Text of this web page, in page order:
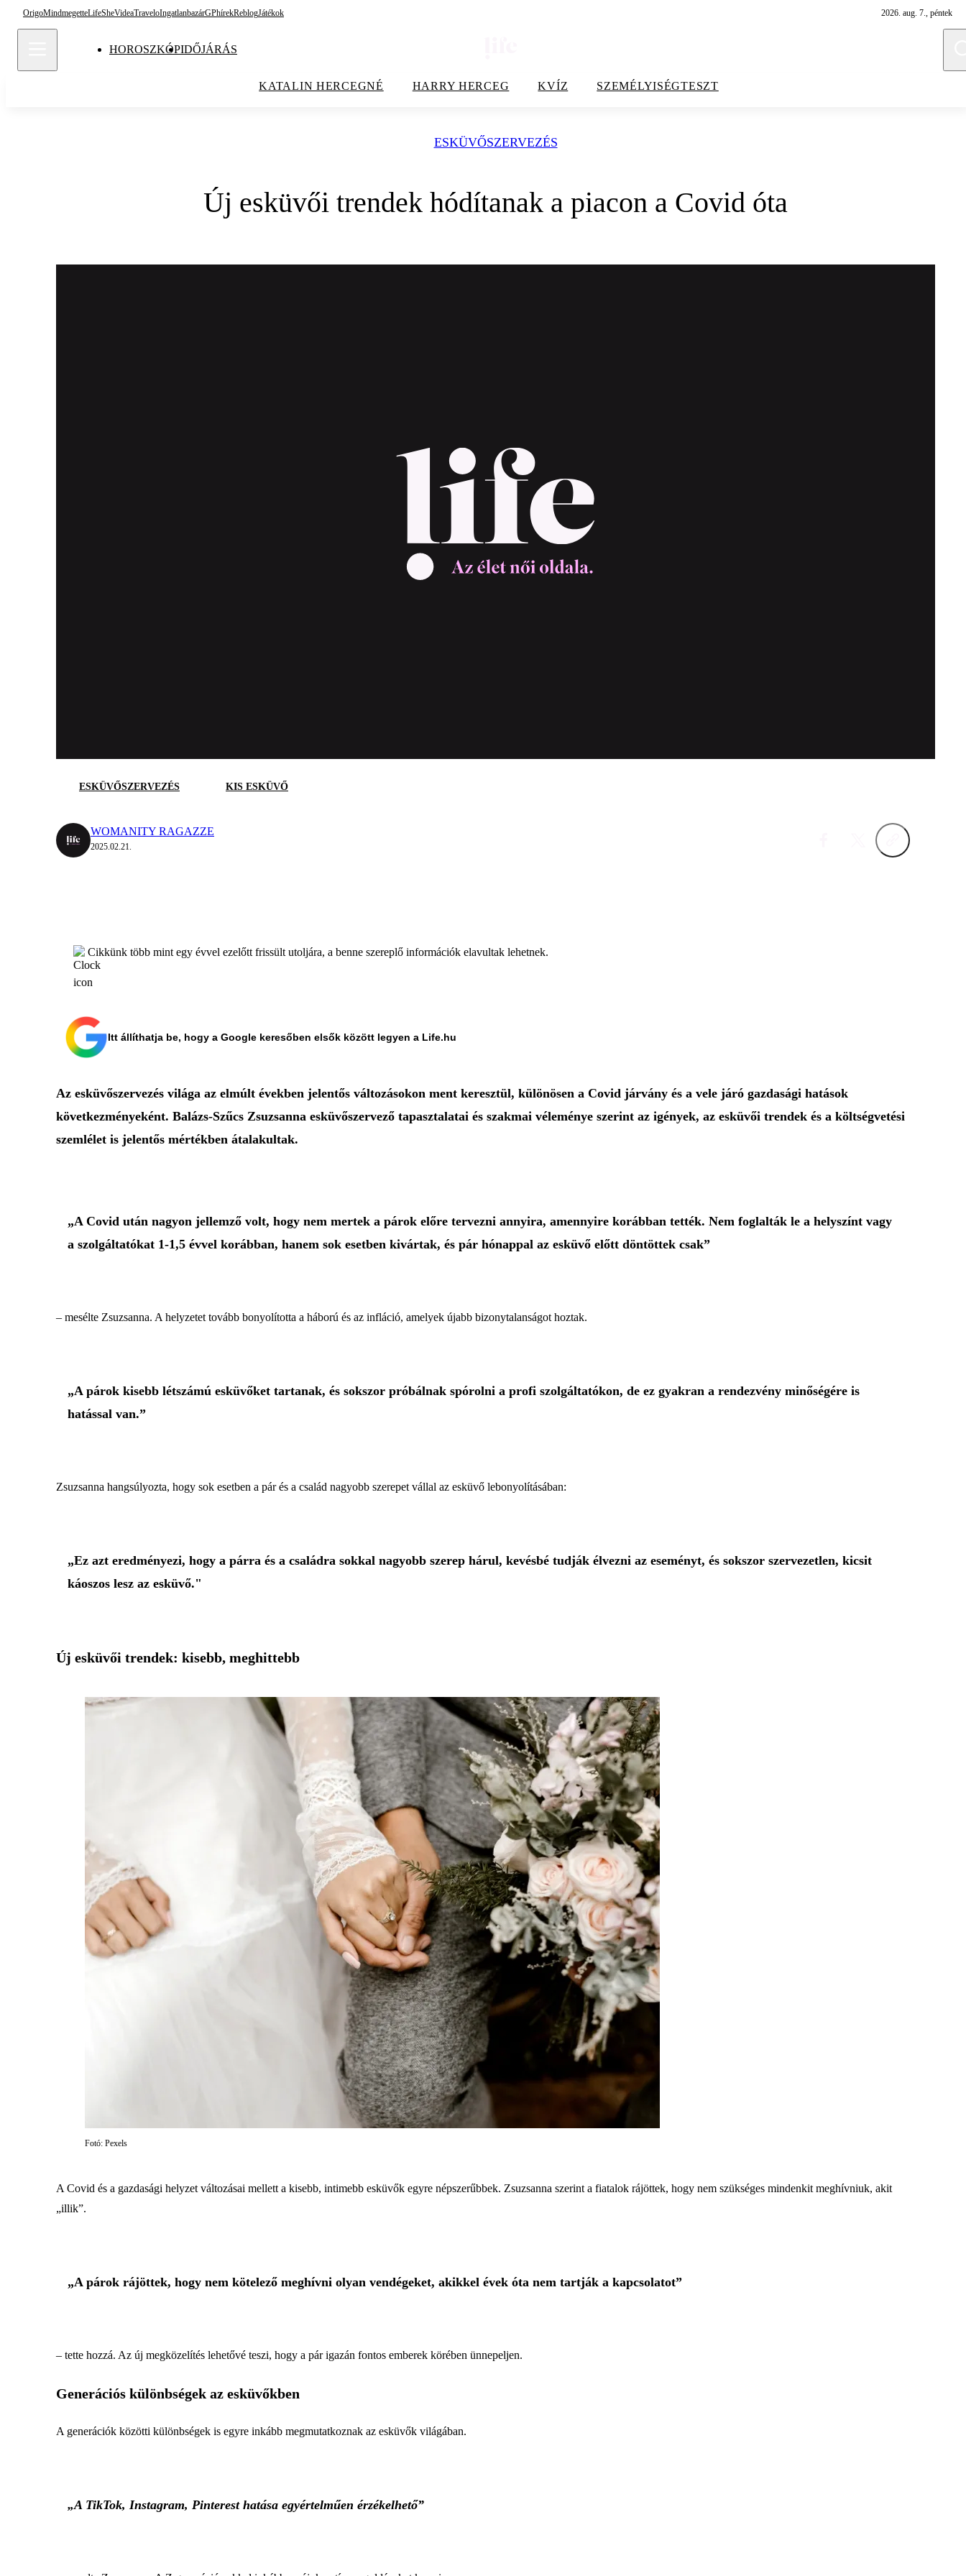
OrigoMindmegetteLifeSheVideaTraveloIngatlanbazárGPhírekReblogJátékok 2026. aug. 7., péntek
HOROSZKÓPIDŐJÁRÁS
KATALIN HERCEGNÉ HARRY HERCEG KVÍZ SZEMÉLYISÉGTESZT
ESKÜVŐSZERVEZÉS
Új esküvői trendek hódítanak a piacon a Covid óta
ESKÜVŐSZERVEZÉS KIS ESKÜVŐ
WOMANITY RAGAZZE
2025.02.21.
Cikkünk több mint egy évvel ezelőtt frissült utoljára, a benne szereplő információk elavultak lehetnek.
Itt állíthatja be, hogy a Google keresőben elsők között legyen a Life.hu
Az esküvőszervezés világa az elmúlt években jelentős változásokon ment keresztül, különösen a Covid járvány és a vele járó gazdasági hatások
következményeként. Balázs-Szűcs Zsuzsanna esküvőszervező tapasztalatai és szakmai véleménye szerint az igények, az esküvői trendek és a költségvetési
szemlélet is jelentős mértékben átalakultak.
„A Covid után nagyon jellemző volt, hogy nem mertek a párok előre tervezni annyira, amennyire korábban tették. Nem foglalták le a helyszínt vagy
a szolgáltatókat 1-1,5 évvel korábban, hanem sok esetben kivártak, és pár hónappal az esküvő előtt döntöttek csak”
– mesélte Zsuzsanna. A helyzetet tovább bonyolította a háború és az infláció, amelyek újabb bizonytalanságot hoztak.
„A párok kisebb létszámú esküvőket tartanak, és sokszor próbálnak spórolni a profi szolgáltatókon, de ez gyakran a rendezvény minőségére is
hatással van.”
Zsuzsanna hangsúlyozta, hogy sok esetben a pár és a család nagyobb szerepet vállal az esküvő lebonyolításában:
„Ez azt eredményezi, hogy a párra és a családra sokkal nagyobb szerep hárul, kevésbé tudják élvezni az eseményt, és sokszor szervezetlen, kicsit
káoszos lesz az esküvő."
Új esküvői trendek: kisebb, meghittebb
Fotó: Pexels
A Covid és a gazdasági helyzet változásai mellett a kisebb, intimebb esküvők egyre népszerűbbek. Zsuzsanna szerint a fiatalok rájöttek, hogy nem szükséges mindenkit meghívniuk, akit
„illik”.
„A párok rájöttek, hogy nem kötelező meghívni olyan vendégeket, akikkel évek óta nem tartják a kapcsolatot”
– tette hozzá. Az új megközelítés lehetővé teszi, hogy a pár igazán fontos emberek körében ünnepeljen.
Generációs különbségek az esküvőkben
A generációk közötti különbségek is egyre inkább megmutatkoznak az esküvők világában.
„A TikTok, Instagram, Pinterest hatása egyértelműen érzékelhető”